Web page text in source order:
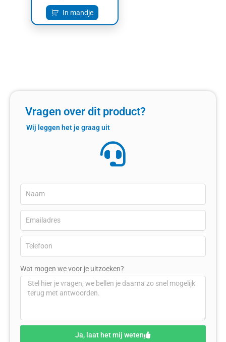
In mandje
Vragen over dit product?
Wij leggen het je graag uit
Wat mogen we voor je uitzoeken?
Ja, laat het mij weten